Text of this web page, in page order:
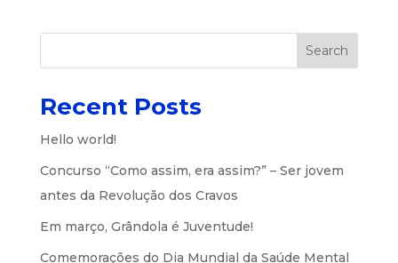
Search
Recent Posts
Hello world!
Concurso “Como assim, era assim?” – Ser jovem
antes da Revolução dos Cravos
Em março, Grândola é Juventude!
Comemorações do Dia Mundial da Saúde Mental